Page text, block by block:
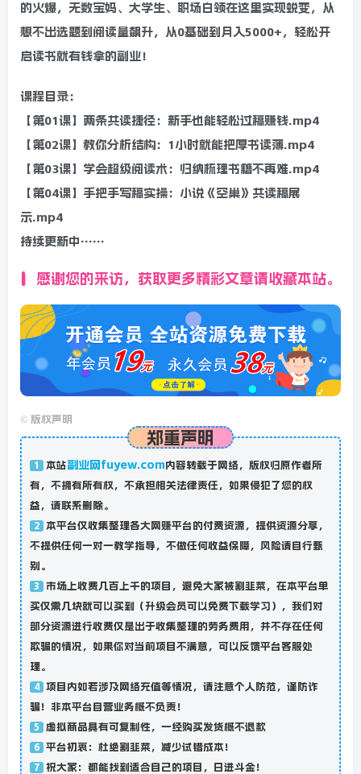
的火爆，无数宝妈、大学生、职场白领在这里实现蜕变，从
想不出选题到阅读量飙升，从0基础到月入5000+，轻松开
启读书就有钱拿的副业！
课程目录：
【第01课】两条共读捷径：新手也能轻松过稿赚钱.mp4
【第02课】教你分析结构：1小时就能把厚书读薄.mp4
【第03课】学会超级阅读术：归纳梳理书籍不再难.mp4
【第04课】手把手写稿实操：小说《空巢》共读稿展
示.mp4
持续更新中……
感谢您的来访，获取更多精彩文章请收藏本站。
© 版权声明
郑重声明
1 本站副业网fuyew.com内容转载于网络，版权归原作者所
有，不拥有所有权，不承担相关法律责任，如果侵犯了您的权
益，请联系删除。
2 本平台仅收集整理各大网赚平台的付费资源，提供资源分享，
不提供任何一对一教学指导，不做任何收益保障，风险请自行甄
别。
3 市场上收费几百上千的项目，避免大家被割韭菜，在本平台单
买仅需几块就可以买到（升级会员可以免费下载学习），我们对
部分资源进行收费仅是出于收集整理的劳务费用，并不存在任何
欺骗的情况，如果你对当前项目不满意，可以反馈平台客服处
理。
4 项目内如若涉及网络充值等情况，请注意个人防范，谨防诈
骗！非本平台自营业务概不负责！
5 虚拟商品具有可复制性，一经购买发货概不退款
6 平台初衷：杜绝割韭菜，减少试错成本！
7 祝大家：都能找到适合自己的项目，日进斗金！